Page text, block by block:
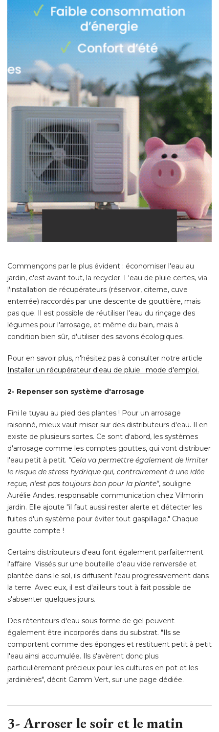
Commençons par le plus évident : économiser l'eau au
jardin, c'est avant tout, la recycler. L'eau de pluie certes, via
l'installation de récupérateurs (réservoir, citerne, cuve
enterrée) raccordés par une descente de gouttière, mais
pas que. Il est possible de réutiliser l'eau du rinçage des
légumes pour l'arrosage, et même du bain, mais à
condition bien sûr, d'utiliser des savons écologiques.
Pour en savoir plus, n'hésitez pas à consulter notre article
Installer un récupérateur d'eau de pluie : mode d'emploi.
2- Repenser son système d'arrosage
Fini le tuyau au pied des plantes ! Pour un arrosage
raisonné, mieux vaut miser sur des distributeurs d'eau. Il en
existe de plusieurs sortes. Ce sont d'abord, les systèmes
d'arrosage comme les comptes gouttes, qui vont distribuer
l'eau petit à petit. "Cela va permettre également de limiter
le risque de stress hydrique qui, contrairement à une idée
reçue, n'est pas toujours bon pour la plante", souligne
Aurélie Andes, responsable communication chez Vilmorin
jardin. Elle ajoute "il faut aussi rester alerte et détecter les
fuites d'un système pour éviter tout gaspillage." Chaque
goutte compte !
Certains distributeurs d'eau font également parfaitement
l'affaire. Vissés sur une bouteille d'eau vide renversée et
plantée dans le sol, ils diffusent l'eau progressivement dans
la terre. Avec eux, il est d'ailleurs tout à fait possible de
s'absenter quelques jours.
Des rétenteurs d'eau sous forme de gel peuvent
également être incorporés dans du substrat. "Ils se
comportent comme des éponges et restituent petit à petit
l'eau ainsi accumulée. Ils s'avèrent donc plus
particulièrement précieux pour les cultures en pot et les
jardinières", décrit Gamm Vert, sur une page dédiée.
3- Arroser le soir et le matin